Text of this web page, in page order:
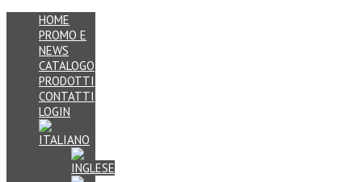
HOME
PROMO E
NEWS
CATALOGO
PRODOTTI
CONTATTI
LOGIN